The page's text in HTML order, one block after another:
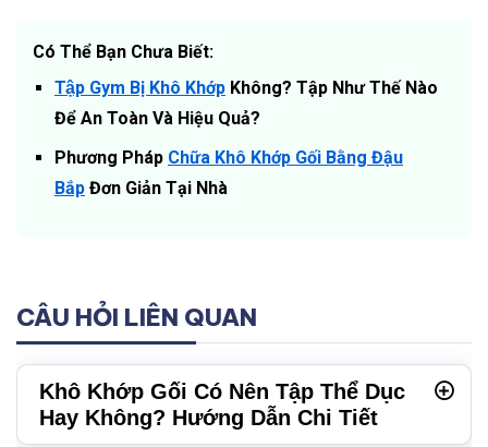
Có Thể Bạn Chưa Biết:
Tập Gym Bị Khô Khớp Không? Tập Như Thế Nào
Để An Toàn Và Hiệu Quả?
Phương Pháp Chữa Khô Khớp Gối Bằng Đậu
Bắp Đơn Giản Tại Nhà
CÂU HỎI LIÊN QUAN
Khô Khớp Gối Có Nên Tập Thể Dục
Hay Không? Hướng Dẫn Chi Tiết